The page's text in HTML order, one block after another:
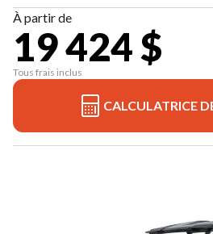
À partir de
19 424 $
Tous frais inclus
CALCULATRICE